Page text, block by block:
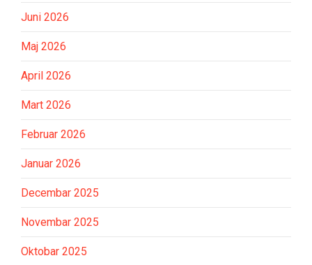
Juni 2026
Maj 2026
April 2026
Mart 2026
Februar 2026
Januar 2026
Decembar 2025
Novembar 2025
Oktobar 2025